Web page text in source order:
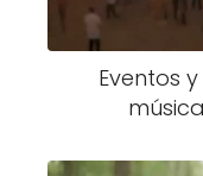
Eventos